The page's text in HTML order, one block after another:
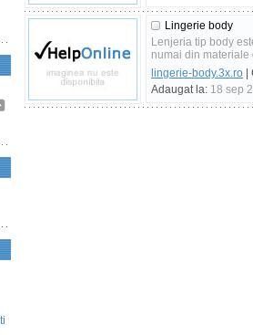
Lingerie body
Lenjeria tip body
numai din materiale
lingerie-body.3x.ro
Adaugat la: 18 sep